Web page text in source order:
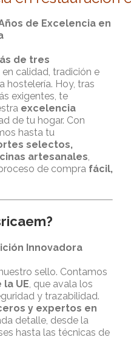
de Excelencia en
de tres
calidad, tradición e
hostelería. Hoy, tras
exigentes, te
excelencia
de tu hogar. Con
hasta tu
selectos,
artesanales,
de compra fácil,
Innovadora
sello. Contamos
UE, que avala los
y trazabilidad.
y expertos en
detalle, desde la
hasta las técnicas de